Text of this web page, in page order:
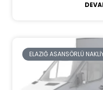
ELAZIĞ ASANSÖRLÜ